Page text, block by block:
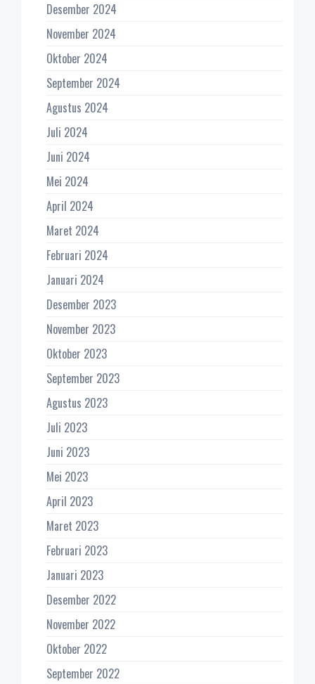
Desember 2024
November 2024
Oktober 2024
September 2024
Agustus 2024
Juli 2024
Juni 2024
Mei 2024
April 2024
Maret 2024
Februari 2024
Januari 2024
Desember 2023
November 2023
Oktober 2023
September 2023
Agustus 2023
Juli 2023
Juni 2023
Mei 2023
April 2023
Maret 2023
Februari 2023
Januari 2023
Desember 2022
November 2022
Oktober 2022
September 2022